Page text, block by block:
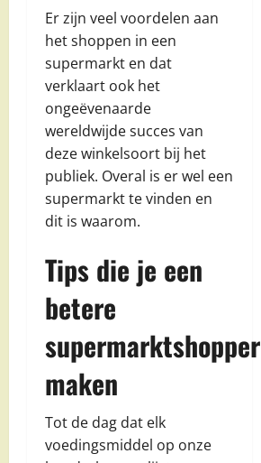
Er zijn veel voordelen aan
het shoppen in een
supermarkt en dat
verklaart ook het
ongeëvenaarde
wereldwijde succes van
deze winkelsoort bij het
publiek. Overal is er wel een
supermarkt te vinden en
dit is waarom.
Tips die je een
betere
supermarktshopper
maken
Tot de dag dat elk
voedingsmiddel op onze